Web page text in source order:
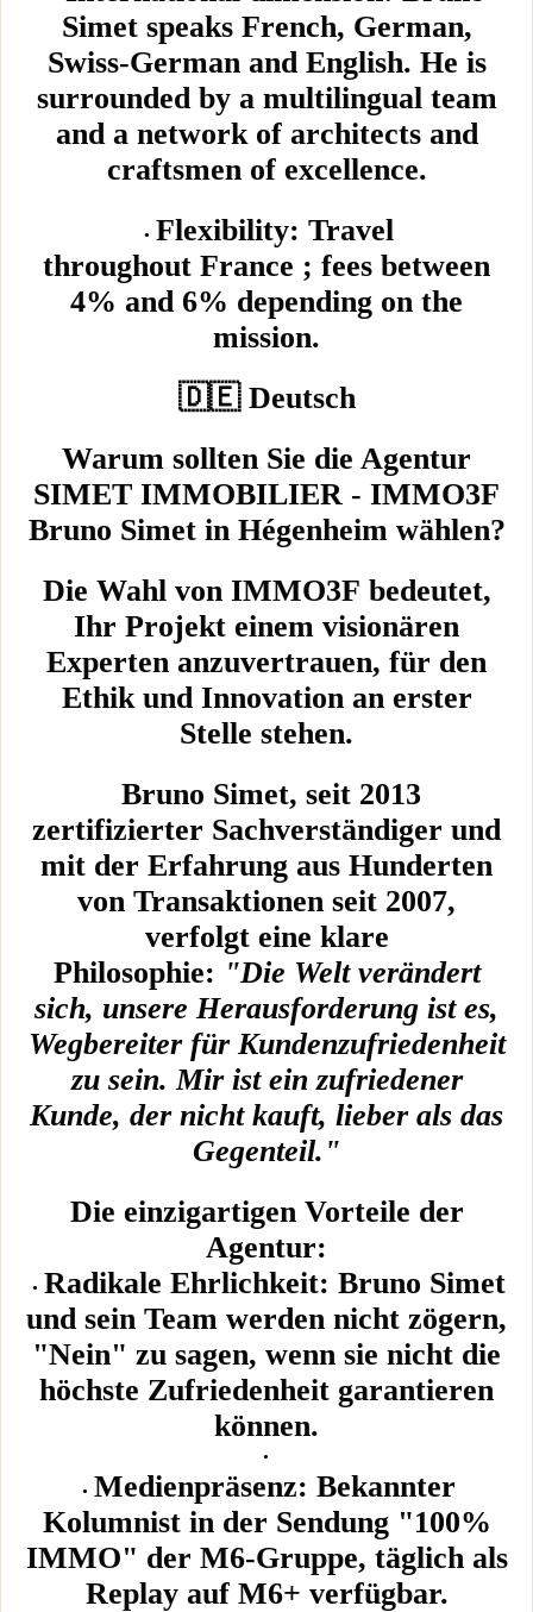
Simet speaks French, German,
Swiss-German and English. He is
surrounded by a multilingual team
and a network of architects and
craftsmen of excellence.
Flexibility: Travel
throughout France ; fees between
4% and 6% depending on the
mission.
🇩🇪 Deutsch
Warum sollten Sie die Agentur
SIMET IMMOBILIER - IMMO3F
Bruno Simet in Hégenheim wählen?
Die Wahl von IMMO3F bedeutet,
Ihr Projekt einem visionären
Experten anzuvertrauen, für den
Ethik und Innovation an erster
Stelle stehen.
Bruno Simet, seit 2013
zertifizierter Sachverständiger und
mit der Erfahrung aus Hunderten
von Transaktionen seit 2007,
verfolgt eine klare
Philosophie: "Die Welt verändert
sich, unsere Herausforderung ist es,
Wegbereiter für Kundenzufriedenheit
zu sein. Mir ist ein zufriedener
Kunde, der nicht kauft, lieber als das
Gegenteil."
Die einzigartigen Vorteile der
Agentur:
Radikale Ehrlichkeit: Bruno Simet
und sein Team werden nicht zögern,
"Nein" zu sagen, wenn sie nicht die
höchste Zufriedenheit garantieren
können.
Medienpräsenz: Bekannter
Kolumnist in der Sendung "100%
IMMO" der M6-Gruppe, täglich als
Replay auf M6+ verfügbar.